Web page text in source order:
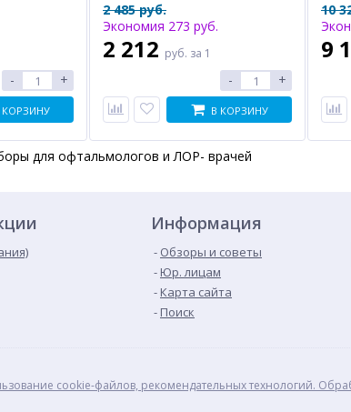
- +
КОРЗИНУ
настенной диагностической
станции.
2 485 руб.
Экономия 273 руб.
2 212 руб. за 1
- +
В КОРЗИНУ
10
9
для офтальмологов и ЛОР- врачей
Информация
Обзоры и советы
Юр. лицам
Карта сайта
Поиск
cookie-файлов, рекомендательных технологий.